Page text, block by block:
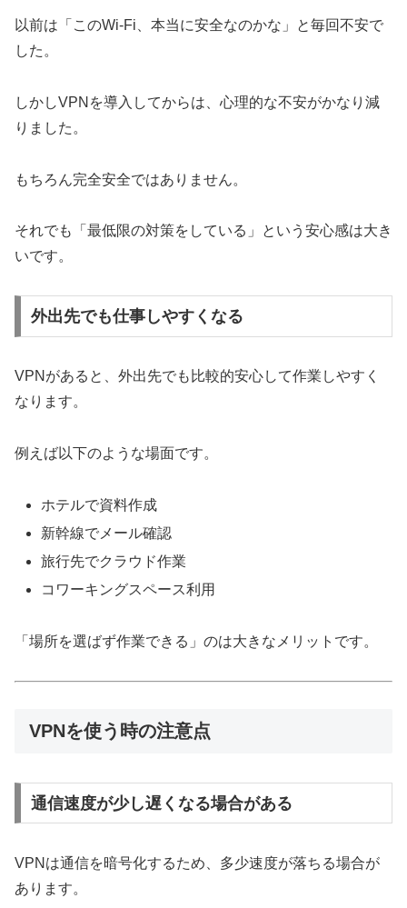
以前は「このWi-Fi、本当に安全なのかな」と毎回不安で
した。
しかしVPNを導入してからは、心理的な不安がかなり減
りました。
もちろん完全安全ではありません。
それでも「最低限の対策をしている」という安心感は大き
いです。
外出先でも仕事しやすくなる
VPNがあると、外出先でも比較的安心して作業しやすく
なります。
例えば以下のような場面です。
ホテルで資料作成
新幹線でメール確認
旅行先でクラウド作業
コワーキングスペース利用
「場所を選ばず作業できる」のは大きなメリットです。
VPNを使う時の注意点
通信速度が少し遅くなる場合がある
VPNは通信を暗号化するため、多少速度が落ちる場合が
あります。